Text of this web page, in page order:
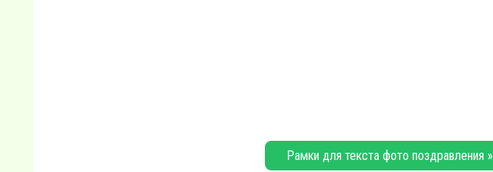
Рамки для текста фото поздравления »